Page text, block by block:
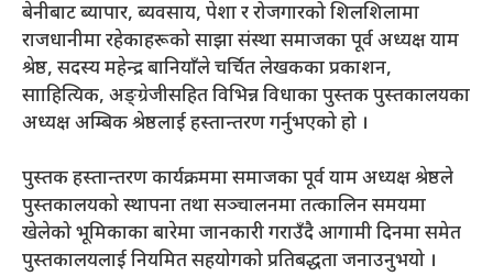
बेनीबाट ब्यापार, ब्यवसाय, पेशा र रोजगारको शिलशिलामा
राजधानीमा रहेकाहरूको साझा संस्था समाजका पूर्व अध्यक्ष याम
श्रेष्ठ, सदस्य महेन्द्र बानियाँले चर्चित लेखकका प्रकाशन,
सााहित्यिक, अङ्ग्रेजीसहित विभिन्न विधाका पुस्तक पुस्तकालयका
अध्यक्ष अम्बिक श्रेष्ठलाई हस्तान्तरण गर्नुभएको हो ।
पुस्तक हस्तान्तरण कार्यक्रममा समाजका पूर्व याम अध्यक्ष श्रेष्ठले
पुस्तकालयको स्थापना तथा सञ्चालनमा तत्कालिन समयमा
खेलेको भूमिकाका बारेमा जानकारी गराउँदै आगामी दिनमा समेत
पुस्तकालयलाई नियमित सहयोगको प्रतिबद्धता जनाउनुभयो ।